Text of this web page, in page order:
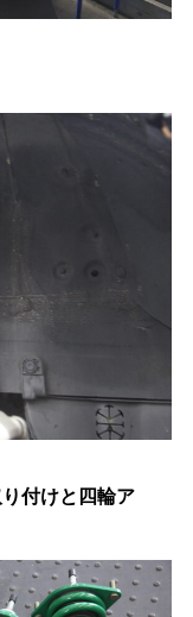
付けと四輪ア